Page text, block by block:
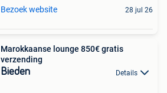
Bezoek website 28 jul 26
Marokkaanse lounge 850€ gratis
verzending
Bieden Details